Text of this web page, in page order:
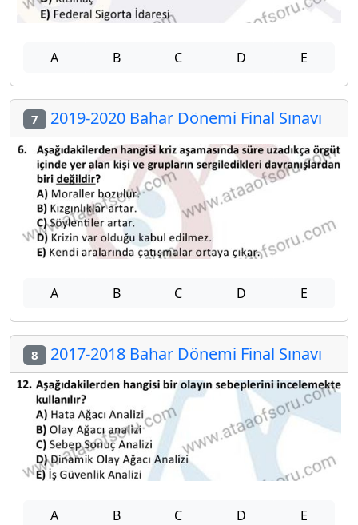
A B C D E
7 2019-2020 Bahar Dönemi Final Sınavı
A B C D E
8 2017-2018 Bahar Dönemi Final Sınavı
A B C D E